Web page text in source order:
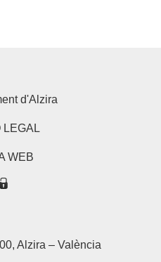
d'Alzira
LEGAL
WEB
Alzira – València